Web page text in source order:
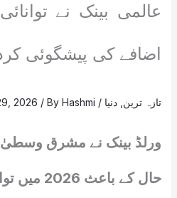
عالمی بینک نے
اضافے کی پیشگوئی
تازہ ترین دنیا /
2026 / ByHashmi
ورلڈ بینک نے مشرق
حال کے